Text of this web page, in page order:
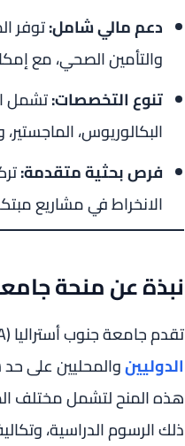
دعم مالي شامل:توفر
والتأمين الصحي، مع
تنوع التخصصات:تشمل
البكالوريوس،
فرص بحثية متقدمة:
الانخراط في مشاريع
نبذة عن منحة
تقدم جامعة جنوب أستراليا (UniSA) مجموعة واسعة من المنح الدراسية المصممة لدعم
الدوليينوالمحليين على
هذه المنح لتشمل مختلف
ذلك الرسوم الدراسية،